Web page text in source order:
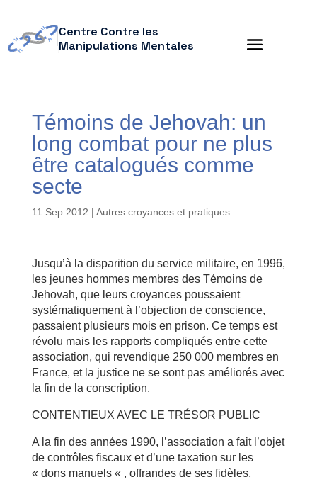
Centre Contre les
Manipulations Mentales
Témoins de Jehovah: un
long combat pour ne plus
être catalogués comme
secte
11 Sep 2012 | Autres croyances et pratiques
Jusqu’à la disparition du service militaire, en 1996,
les jeunes hommes membres des Témoins de
Jehovah, que leurs croyances poussaient
systématiquement à l’objection de conscience,
passaient plusieurs mois en prison. Ce temps est
révolu mais les rapports compliqués entre cette
association, qui revendique 250 000 membres en
France, et la justice ne se sont pas améliorés avec
la fin de la conscription.
CONTENTIEUX AVEC LE TRÉSOR PUBLIC
A la fin des années 1990, l’association a fait l’objet
de contrôles fiscaux et d’une taxation sur les
« dons manuels « , offrandes de ses fidèles,